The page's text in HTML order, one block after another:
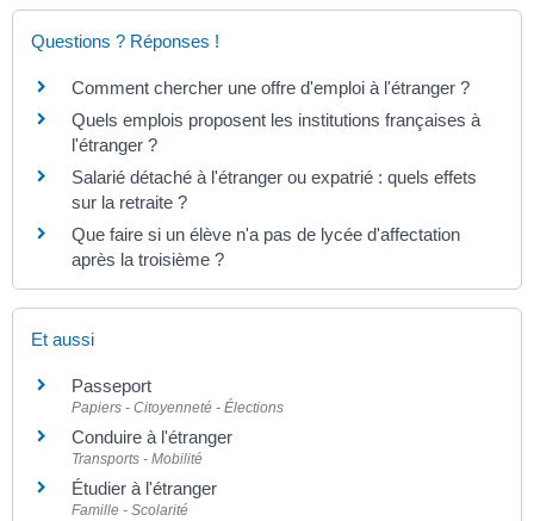
Questions ? Réponses !
Comment chercher une offre d'emploi à l'étranger ?
Quels emplois proposent les institutions françaises à
l'étranger ?
Salarié détaché à l'étranger ou expatrié : quels effets
sur la retraite ?
Que faire si un élève n'a pas de lycée d'affectation
après la troisième ?
Et aussi
Passeport
Papiers - Citoyenneté - Élections
Conduire à l'étranger
Transports - Mobilité
Étudier à l'étranger
Famille - Scolarité